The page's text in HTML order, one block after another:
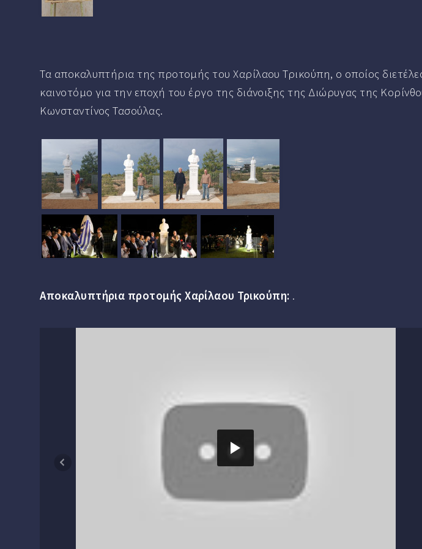
Τα αποκαλυπτήρια της προτομής του Χαρίλαου Τρικούπη, ο οποίος
καινοτόμο για την εποχή του έργο της διάνοιξης της Διώρυγας της
Κωνσταντίνος Τασούλας.
Αποκαλυπτήρια προτομής Χαρίλαου Τρικούπη: .